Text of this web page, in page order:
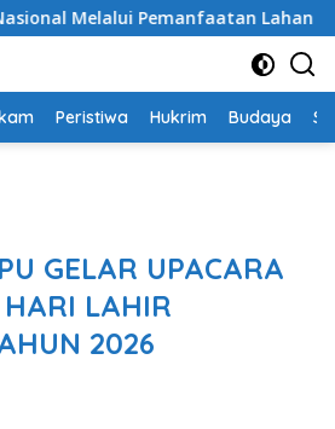
Pemanfaatan Lahan Pekarangan
Peristiwa Hukrim Budaya
GELAR UPACARA
LAHIR
2026